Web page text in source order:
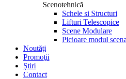
Scenotehnică
Schele si Structuri
Lifturi Telescopice
Scene Modulare
Picioare modul scena
Noutăţi
Promoţii
Știri
Contact